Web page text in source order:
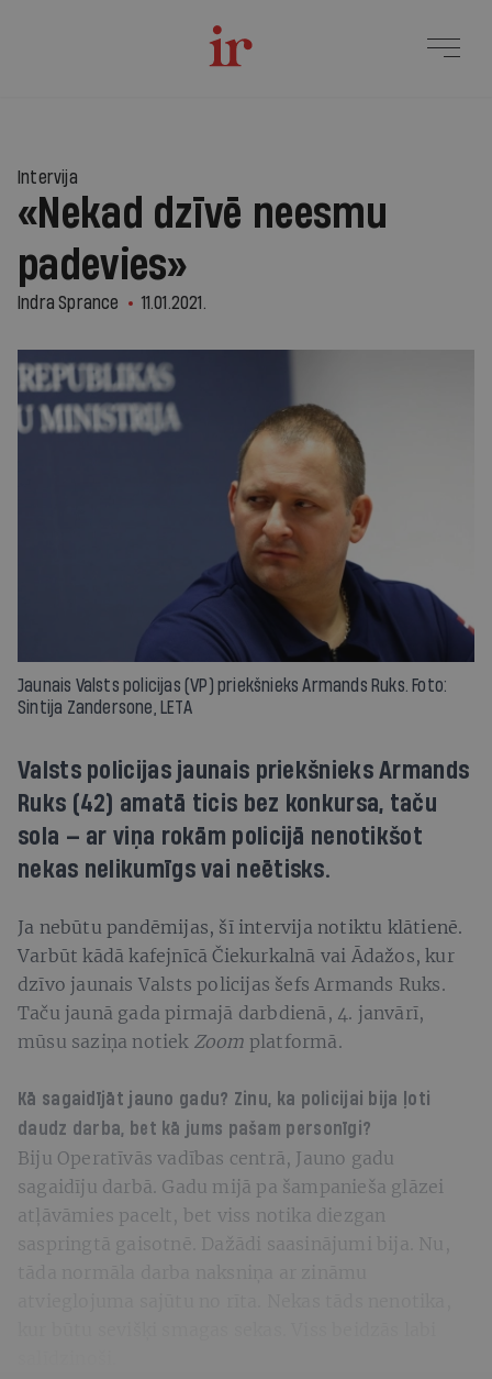
Intervija
«Nekad dzīvē neesmu
padevies»
Indra Sprance 11.01.2021.
Jaunais Valsts policijas (VP) priekšnieks Armands Ruks. Foto:
Sintija Zandersone, LETA
Valsts policijas jaunais priekšnieks Armands
Ruks (42) amatā ticis bez konkursa, taču
sola — ar viņa rokām policijā nenotikšot
nekas nelikumīgs vai neētisks.
Ja nebūtu pandēmijas, šī intervija notiktu klātienē.
Varbūt kādā kafejnīcā Čiekurkalnā vai Ādažos, kur
dzīvo jaunais Valsts policijas šefs Armands Ruks.
Taču jaunā gada pirmajā darbdienā, 4. janvārī,
mūsu saziņa notiek Zoom platformā.
Kā sagaidījāt jauno gadu? Zinu, ka policijai bija ļoti
daudz darba, bet kā jums pašam personīgi?
Biju Operatīvās vadības centrā, Jauno gadu
sagaidīju darbā. Gadu mijā pa šampanieša glāzei
atļāvāmies pacelt, bet viss notika diezgan
saspringtā gaisotnē. Dažādi saasinājumi bija. Nu,